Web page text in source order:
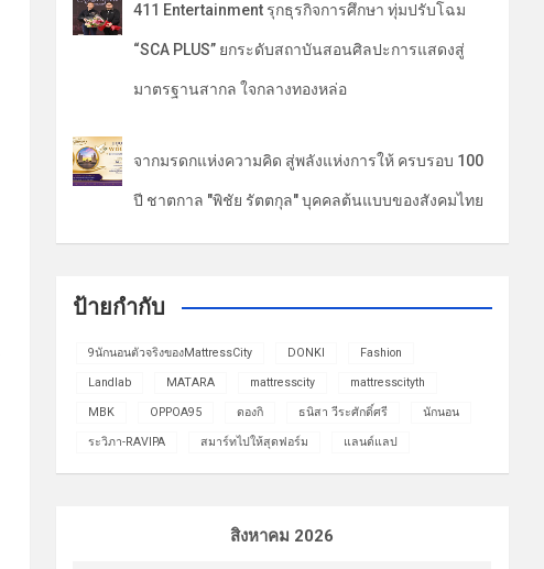
411 Entertainment รุกธุรกิจการศึกษา ทุ่มปรับโฉม
“SCA PLUS” ยกระดับสถาบันสอนศิลปะการแสดงสู่
มาตรฐานสากล ใจกลางทองหล่อ
จากมรดกแห่งความคิด สู่พลังแห่งการให้ ครบรอบ 100
ปี ชาตกาล "พิชัย รัตตกุล" บุคคลต้นแบบของสังคมไทย
ป้ายกำกับ
9นักนอนตัวจริงของMattressCity DONKI Fashion
Landlab MATARA mattresscity mattresscityth
MBK OPPOA95 ดองกิ ธนิสา วีระศักดิ์ศรี นักนอน
ระวิภา-RAVIPA สมาร์ทไปให้สุดฟอร์ม แลนด์แลป
สิงหาคม 2026